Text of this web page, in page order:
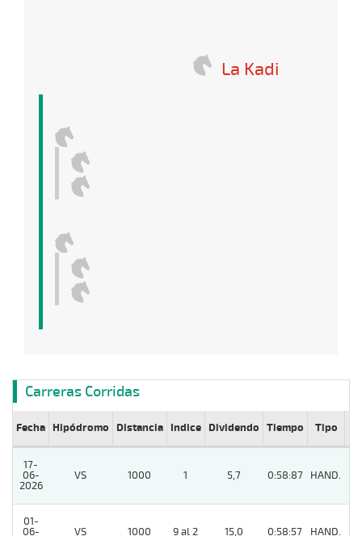
La Kadi
Carreras Corridas
Fecha Hipódromo Distancia Indice Dividendo Tiempo Tipo
17-
06-
2026
VS 1000 1 5,7 0:58:87 HAND.
01-
06-
VS 1000 9 al 2 15,0 0:58:57 HAND.